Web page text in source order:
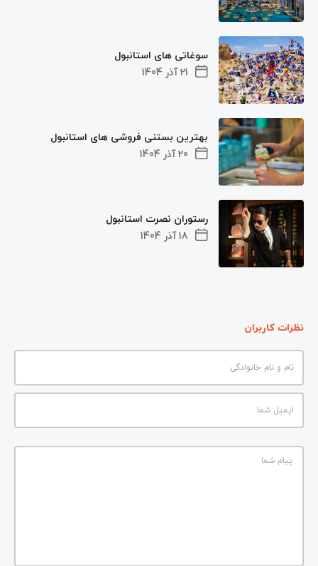
21 آذر 1404
سوغاتی های استانبول
20 آذر 1404
بهترین بستنی فروشی های استانبول
18 آذر 1404
رستوران نصرت استانبول
نظرات کاربران